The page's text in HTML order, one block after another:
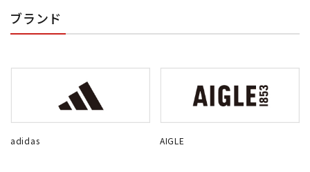
ブランド
adidas AIGLE